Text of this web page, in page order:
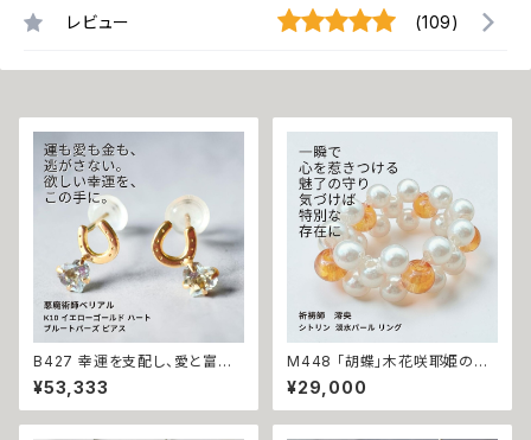
レビュー (109)
B427 幸運を支配し、愛と富を
引き寄せる 悪魔の馬蹄 K10 イ
エローゴールド ハート ブルート
パーズ ピアス 悪魔術師ベリアル
¥53,333
M448 「胡蝶」木花咲耶姫の愛
の祈り パール シトリン リング
運気上昇 成功 出世 恋愛運 魅
力運 縁結び お守り 御守り おま
¥29,000